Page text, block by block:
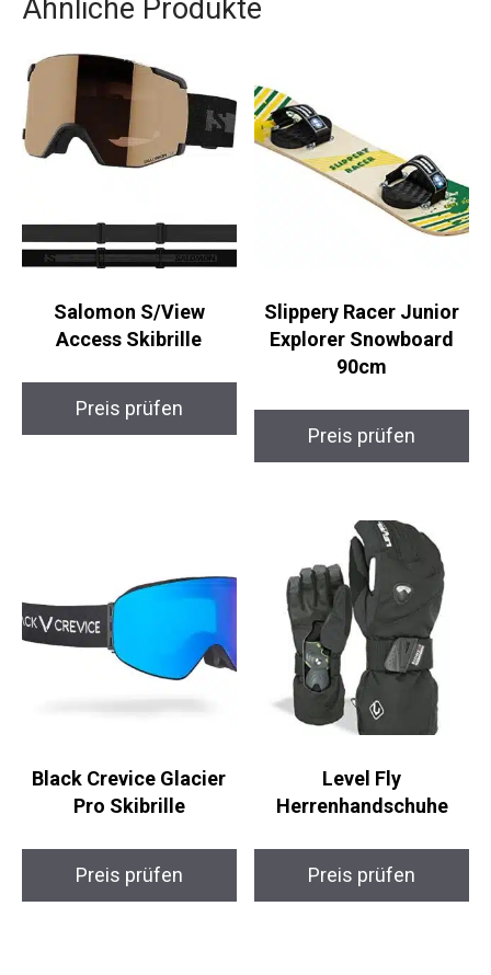
Suche nach einem zuverlässigen und vielseitigen
genau die richtige Wahl.
Ähnliche Produkte
Slippery Racer Junior
Preis prüfen
Black Crevice Glacier
Level Fly